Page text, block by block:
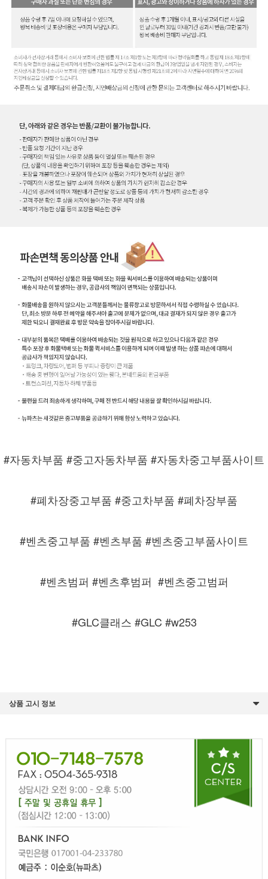
#자동차부품 #중고자동차부품 #자동차중고부품사이트
#폐차장중고부품 #중고차부품 #폐차장부품
#벤츠중고부품 #벤츠부품 #벤츠중고부품사이트
#벤츠범퍼 #벤츠후범퍼 #벤츠중고범퍼
#GLC클래스 #GLC #w253
상품 고시 정보